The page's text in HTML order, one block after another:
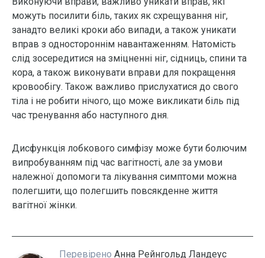
можуть посилити біль, таких як схрещування ніг,
занадто великі кроки або випади, а також уникати
вправ з одностороннім навантаженням. Натомість
слід зосередитися на зміцненні ніг, сідниць, спини та
кора, а також виконувати вправи для покращення
кровообігу. Також важливо прислухатися до свого
тіла і не робити нічого, що може викликати біль під
час тренування або наступного дня.
Дисфункція лобкового симфізу може бути болючим
випробуванням під час вагітності, але за умови
належної допомоги та лікування симптоми можна
полегшити, що полегшить повсякденне життя
вагітної жінки.
Перевірено Анна Рейнгольд Ландеус